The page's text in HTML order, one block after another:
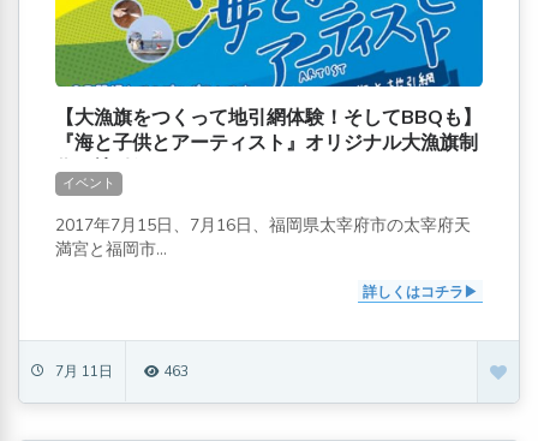
【大漁旗をつくって地引網体験！そしてBBQも】
『海と子供とアーティスト』オリジナル大漁旗制
作と地引網
イベント
2017年7月15日、7月16日、福岡県太宰府市の太宰府天
満宮と福岡市...
詳しくはコチラ
7月 11日 463